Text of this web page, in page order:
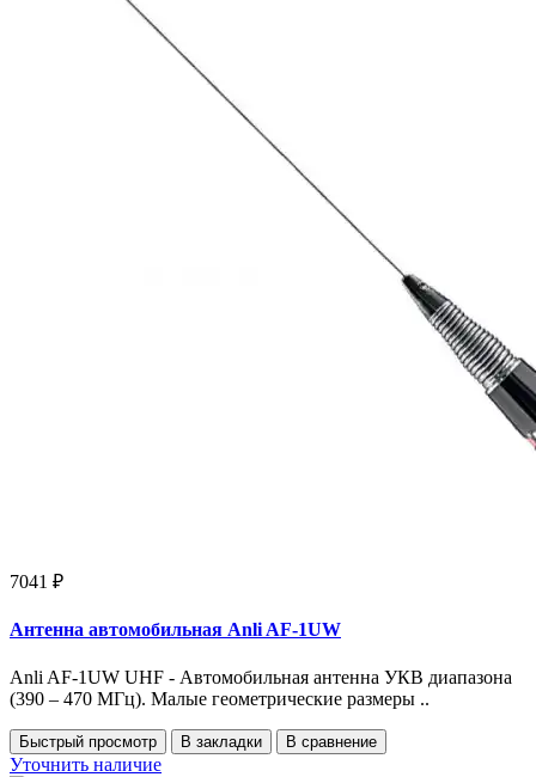
7041 ₽
Антенна автомобильная Anli AF-1UW
Anli AF-1UW UHF - Автомобильная антенна УКВ диапазона
(390 – 470 МГц). Малые геометрические размеры ..
Быстрый просмотр В закладки В сравнение
Уточнить наличие